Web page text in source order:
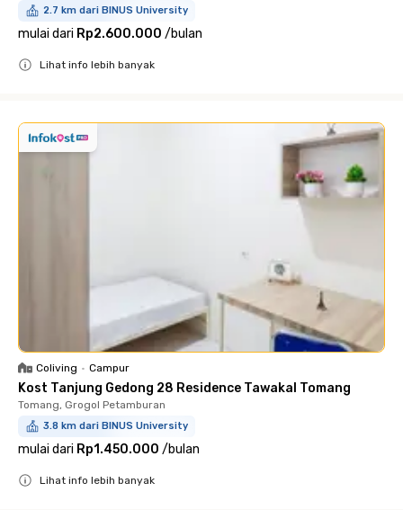
2.7 km dari BINUS University
mulai dari Rp2.600.000 /bulan
Lihat info lebih banyak
Coliving • Campur
Kost Tanjung Gedong 28 Residence Tawakal Tomang
Tomang, Grogol Petamburan
3.8 km dari BINUS University
mulai dari Rp1.450.000 /bulan
Lihat info lebih banyak